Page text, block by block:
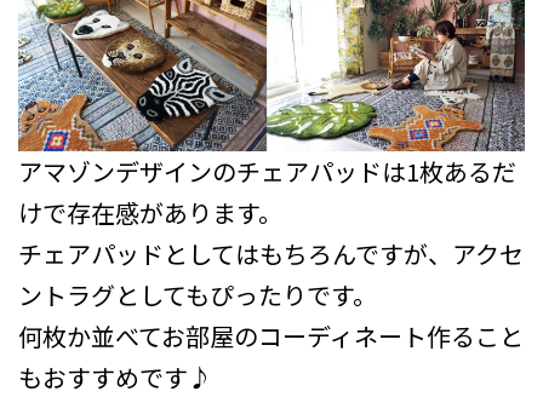
アマゾンデザインのチェアパッドは1枚あるだ
けで存在感があります。
チェアパッドとしてはもちろんですが、アクセ
ントラグとしてもぴったりです。
何枚か並べてお部屋のコーディネート作ること
もおすすめです♪